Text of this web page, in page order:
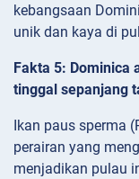
kebangsaan
unik dan kaya di
Fakta 5: Dominica
tinggal sepanjang
Ikan paus sperma
perairan yang
menjadikan pulau